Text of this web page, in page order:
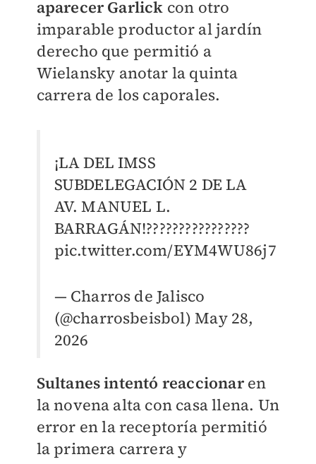
aparecer Garlick con otro
imparable productor al jardín
derecho que permitió a
Wielansky anotar la quinta
carrera de los caporales.
¡LA DEL IMSS
SUBDELEGACIÓN 2 DE LA
AV. MANUEL L.
BARRAGÁN!????????????????
pic.twitter.com/EYM4WU86j7
— Charros de Jalisco
(@charrosbeisbol)May 28,
2026
Sultanes intentó reaccionaren
la novena alta con casa llena. Un
error en la receptoría permitió
la primera carrera y